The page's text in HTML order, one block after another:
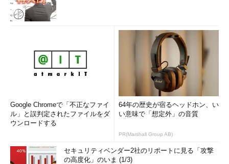
Google Chromeで「不正なファイ
ル」と誤判定されたファイルをダ
ウンロードする
64年の歴史が宿るヘッドホン、い
い意味で「想定外」の音質
PR(Marshall Group AB)
セキュリティベンダー2社のリポートに見る「攻撃
の高度化」のいま (1/3)